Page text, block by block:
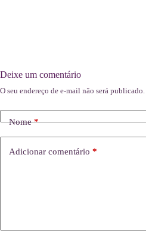
Deixe um comentário
O seu endereço de e-mail não será publicado.
Nome*
Adicionar comentário *